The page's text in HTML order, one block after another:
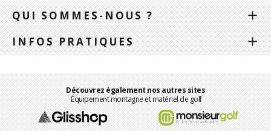
QUI SOMMES-NOUS ?
INFOS PRATIQUES
Découvrez également nos autres sites
Équipement montagne et matériel de golf